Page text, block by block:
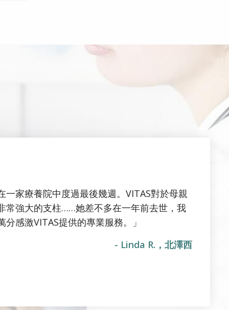
一家療養院中度過最後幾週。VITAS對於母親
常強大的支柱……她差不多在一年前去世，我
分感激VITAS提供的專業服務。」
- Linda R.，北澤西